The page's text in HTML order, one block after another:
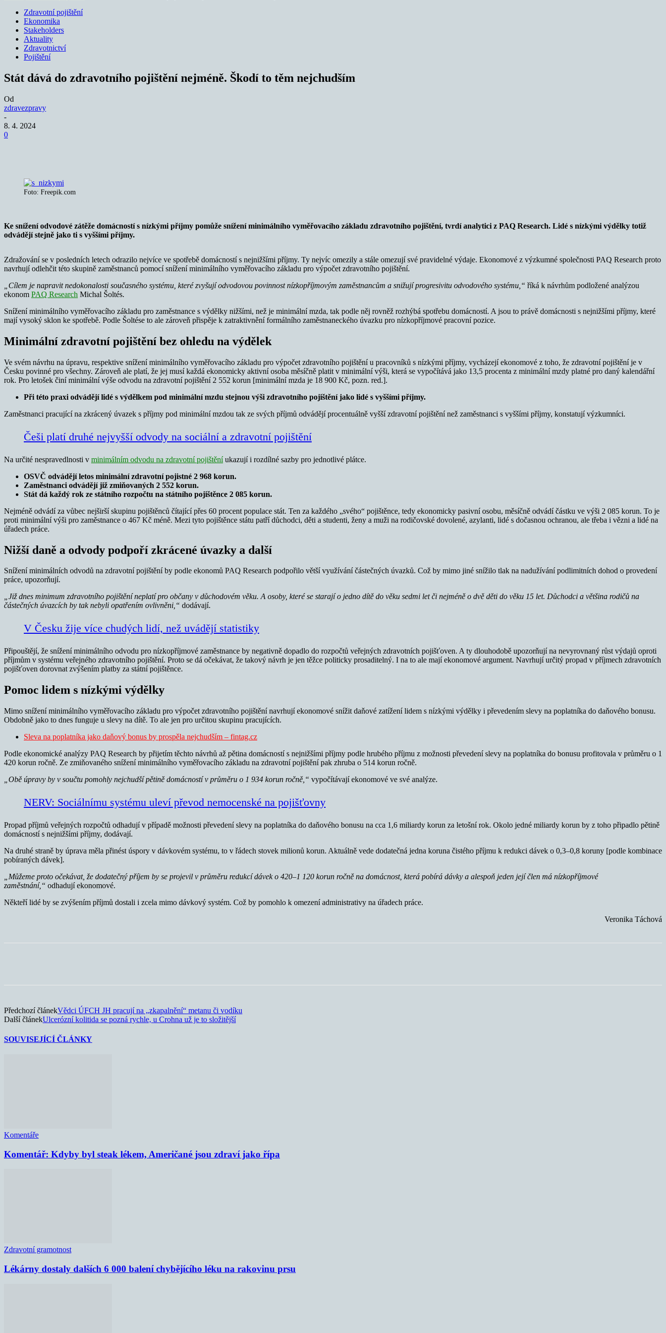
Zdravotní pojištění
Ekonomika
Stakeholders
Aktuality
Zdravotnictví
Pojištění
Stát dává do zdravotního pojištění nejméně. Škodí to těm nejchudším
Od
zdravezpravy
-
8. 4. 2024
0
Foto: Freepik.com
Ke snížení odvodové zátěže domácností s nízkými příjmy pomůže snížení minimálního vyměřovacího základu zdravotního pojištění, tvrdí analytici z PAQ Research. Lidé s nízkými výdělky totiž
odvádějí stejně jako ti s vyššími příjmy.
Zdražování se v posledních letech odrazilo nejvíce ve spotřebě domácností s nejnižšími příjmy. Ty nejvíc omezily a stále omezují své pravidelné výdaje. Ekonomové z výzkumné společnosti PAQ Research proto
navrhují odlehčit této skupině zaměstnanců pomocí snížení minimálního vyměřovacího základu pro výpočet zdravotního pojištění.
„Cílem je napravit nedokonalosti současného systému, které zvyšují odvodovou povinnost nízkopříjmovým zaměstnancům a snižují progresivitu odvodového systému,“ říká k návrhům podložené analýzou
ekonom PAQ Research Michal Šoltés.
Snížení minimálního vyměřovacího základu pro zaměstnance s výdělky nižšími, než je minimální mzda, tak podle něj rovněž rozhýbá spotřebu domácností. A jsou to právě domácnosti s nejnižšími příjmy, které
mají vysoký sklon ke spotřebě. Podle Šoltése to ale zároveň přispěje k zatraktivnění formálního zaměstnaneckého úvazku pro nízkopříjmové pracovní pozice.
Minimální zdravotní pojištění bez ohledu na výdělek
Ve svém návrhu na úpravu, respektive snížení minimálního vyměřovacího základu pro výpočet zdravotního pojištění u pracovníků s nízkými příjmy, vycházejí ekonomové z toho, že zdravotní pojištění je v
Česku povinné pro všechny. Zároveň ale platí, že jej musí každá ekonomicky aktivní osoba měsíčně platit v minimální výši, která se vypočítává jako 13,5 procenta z minimální mzdy platné pro daný kalendářní
rok. Pro letošek činí minimální výše odvodu na zdravotní pojištění 2 552 korun [minimální mzda je 18 900 Kč, pozn. red.].
Při této praxi odvádějí lidé s výdělkem pod minimální mzdu stejnou výši zdravotního pojištění jako lidé s vyššími příjmy.
Zaměstnanci pracující na zkrácený úvazek s příjmy pod minimální mzdou tak ze svých příjmů odvádějí procentuálně vyšší zdravotní pojištění než zaměstnanci s vyššími příjmy, konstatují výzkumníci.
Češi platí druhé nejvyšší odvody na sociální a zdravotní pojištění
Na určité nespravedlnosti v minimálním odvodu na zdravotní pojištěníukazují i rozdílné sazby pro jednotlivé plátce.
OSVČ odvádějí letos minimální zdravotní pojistné 2 968 korun.
Zaměstnanci odvádějí již zmiňovaných 2 552 korun.
Stát dá každý rok ze státního rozpočtu na státního pojištěnce 2 085 korun.
Nejméně odvádí za vůbec nejširší skupinu pojištěnců čítající přes 60 procent populace stát. Ten za každého „svého“ pojištěnce, tedy ekonomicky pasivní osobu, měsíčně odvádí částku ve výši 2 085 korun. To je
proti minimální výši pro zaměstnance o 467 Kč méně. Mezi tyto pojištěnce státu patří důchodci, děti a studenti, ženy a muži na rodičovské dovolené, azylanti, lidé s dočasnou ochranou, ale třeba i vězni a lidé na
úřadech práce.
Nižší daně a odvody podpoří zkrácené úvazky a další
Snížení minimálních odvodů na zdravotní pojištění by podle ekonomů PAQ Research podpořilo větší využívání částečných úvazků. Což by mimo jiné snížilo tlak na nadužívání podlimitních dohod o provedení
práce, upozorňují.
„Již dnes minimum zdravotního pojištění neplatí pro občany v důchodovém věku. A osoby, které se starají o jedno dítě do věku sedmi let či nejméně o dvě děti do věku 15 let. Důchodci a většina rodičů na
částečných úvazcích by tak nebyli opatřením ovlivněni,“ dodávají.
V Česku žije více chudých lidí, než uvádějí statistiky
Připouštějí, že snížení minimálního odvodu pro nízkopříjmové zaměstnance by negativně dopadlo do rozpočtů veřejných zdravotních pojišťoven. A ty dlouhodobě upozorňují na nevyrovnaný růst výdajů oproti
příjmům v systému veřejného zdravotního pojištění. Proto se dá očekávat, že takový návrh je jen těžce politicky prosaditelný. I na to ale mají ekonomové argument. Navrhují určitý propad v příjmech zdravotních
pojišťoven dorovnat zvýšením platby za státní pojištěnce.
Pomoc lidem s nízkými výdělky
Mimo snížení minimálního vyměřovacího základu pro výpočet zdravotního pojištění navrhují ekonomové snížit daňové zatížení lidem s nízkými výdělky i převedením slevy na poplatníka do daňového bonusu.
Obdobně jako to dnes funguje u slevy na dítě. To ale jen pro určitou skupinu pracujících.
Sleva na poplatníka jako daňový bonus by prospěla nejchudším – fintag.cz
Podle ekonomické analýzy PAQ Research by přijetím těchto návrhů až pětina domácností s nejnižšími příjmy podle hrubého příjmu z možnosti převedení slevy na poplatníka do bonusu profitovala v průměru o 1
420 korun ročně. Ze zmiňovaného snížení minimálního vyměřovacího základu na zdravotní pojištění pak zhruba o 514 korun ročně.
„Obě úpravy by v součtu pomohly nejchudší pětině domácností v průměru o 1 934 korun ročně,“ vypočítávají ekonomové ve své analýze.
NERV: Sociálnímu systému uleví převod nemocenské na pojišťovny
Propad příjmů veřejných rozpočtů odhadují v případě možnosti převedení slevy na poplatníka do daňového bonusu na cca 1,6 miliardy korun za letošní rok. Okolo jedné miliardy korun by z toho připadlo pětině
domácností s nejnižšími příjmy, dodávají.
Na druhé straně by úprava měla přinést úspory v dávkovém systému, to v řádech stovek milionů korun. Aktuálně vede dodatečná jedna koruna čistého příjmu k redukci dávek o 0,3–0,8 koruny [podle kombinace
pobíraných dávek].
„Můžeme proto očekávat, že dodatečný příjem by se projevil v průměru redukcí dávek o 420–1 120 korun ročně na domácnost, která pobírá dávky a alespoň jeden její člen má nízkopříjmové
zaměstnání,“ odhadují ekonomové.
Někteří lidé by se zvýšením příjmů dostali i zcela mimo dávkový systém. Což by pomohlo k omezení administrativy na úřadech práce.
Veronika Táchová
Předchozí článekVědci ÚFCH JH pracují na „zkapalnění“ metanu či vodíku
Další článekUlcerózní kolitida se pozná rychle, u Crohna už je to složitější
SOUVISEJÍCÍ ČLÁNKY
Komentáře
Komentář: Kdyby byl steak lékem, Američané jsou zdraví jako řípa
Zdravotní gramotnost
Lékárny dostaly dalších 6 000 balení chybějícího léku na rakovinu prsu